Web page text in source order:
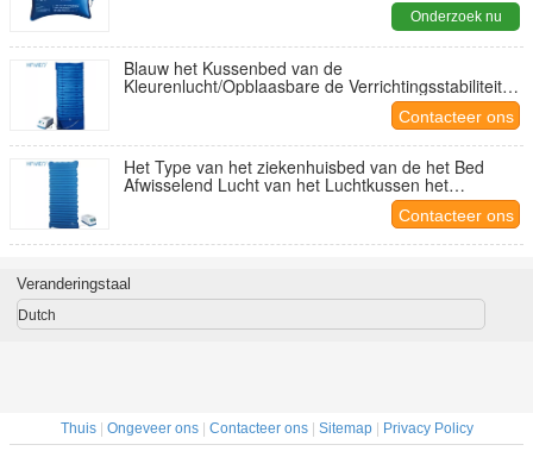
Onderzoek nu
Blauw het Kussenbed van de
Kleurenlucht/Opblaasbare de Verrichtingsstabiliteit
Contacteer ons
Het Type van het ziekenhuisbed van de het Bed
Afwisselend Lucht van het Luchtkussen het
Contacteer ons
Veranderingstaal
Dutch
Thuis| Ongeveer ons| Contacteer ons| Sitemap|
Privacy Policy